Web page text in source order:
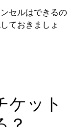
セルはできるの
ておきましょ
ケット